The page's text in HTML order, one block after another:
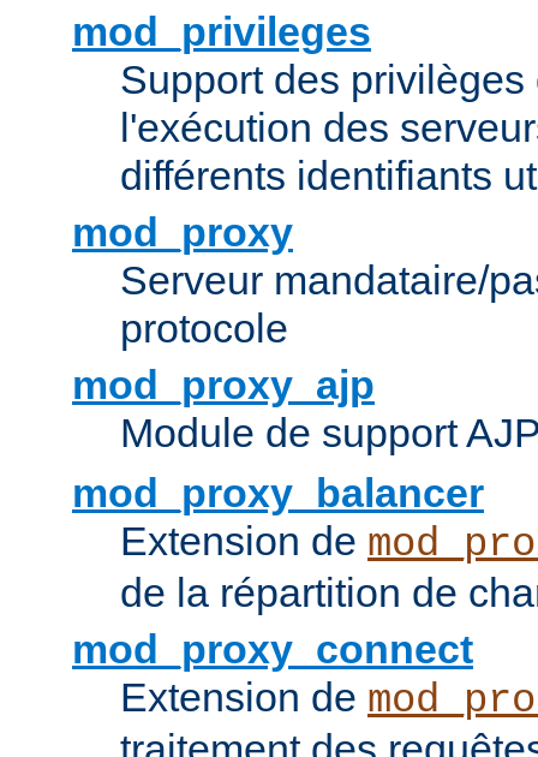
mod_privileges
Support des
l'exécution des
différents identifiants
mod_proxy
Serveur mandataire/
protocole
mod_proxy_ajp
Module de support
mod_proxy_balancer
Extension de
de la répartition de
mod_proxy_connect
Extension de